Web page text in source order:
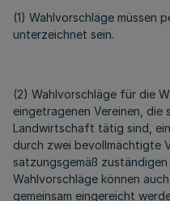
(1) Wahlvorschläge müssen
unterzeichnet sein.
(2) Wahlvorschläge für die
eingetragenen Vereinen, die
Landwirtschaft tätig sind,
durch zwei bevollmächtigte
satzungsgemäß
Wahlvorschläge können
gemeinsam eingereicht